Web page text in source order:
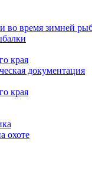
во время зимней
края
документация
края
охоте